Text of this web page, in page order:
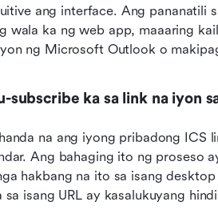
ang interface. Ang pananatili
wala ka ng web app, maaaring
ng Microsoft Outlook o
subscribe ka sa link na iyon
na ang iyong pribadong ICS
Ang bahaging ito ng proseso
hakbang na ito sa isang
sa isang URL ay kasalukuyang